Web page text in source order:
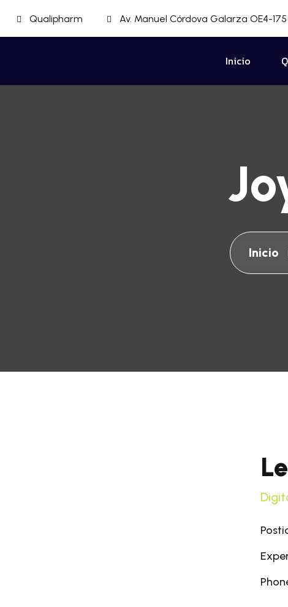
Qualipharm Av. Manuel Córdova Galarza OE4-
Inicio
Inicio